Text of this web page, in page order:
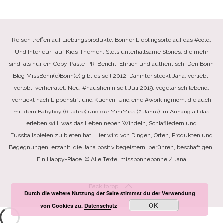
Reisen treffen auf Lieblingsprodukte, Bonner Lieblingsorte auf das #ootd.
Und Interieur- auf Kids-Themen. Stets unterhaltsame Stories, die mehr
sind, als nur ein Copy-Paste-PR-Bericht. Ehrlich und authentisch. Den Bonn
Blog MissBonn(e)Bonn(e) gibt es seit 2012. Dahinter steckt Jana, verliebt,
verlobt, verheiratet, Neu-#hausherrin seit Juli 2019, vegetarisch lebend,
verrückt nach Lippenstift und Kuchen. Und eine #workingmom, die auch
mit dem Babyboy (6 Jahre) und der MiniMiss (2 Jahre) im Anhang all das
erleben will, was das Leben neben Windeln, Schlafliedern und
Fussballspielen zu bieten hat. Hier wird von Dingen, Orten, Produkten und
Begegnungen, erzählt, die Jana positiv begeistern, berühren, beschäftigen.
Ein Happy-Place. © Alle Texte: missbonnebonne / Jana
Back to top
Durch die weitere Nutzung der Seite stimmst du der Verwendung
von Cookies zu.Datenschutz OK